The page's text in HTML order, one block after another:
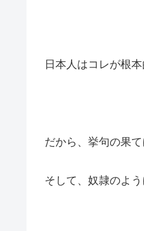
日本人はコレが根
だから、挙句の果
そして、奴隷のよ